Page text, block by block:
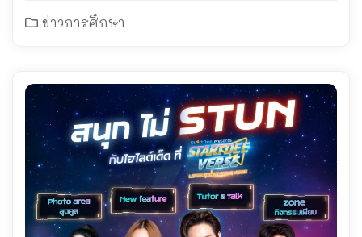
“StartDeeVERSE”
ข่าวการศึกษา